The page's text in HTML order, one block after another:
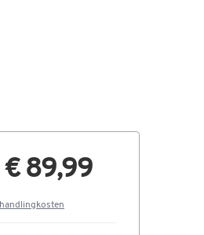
€ 89,99
handlingkosten